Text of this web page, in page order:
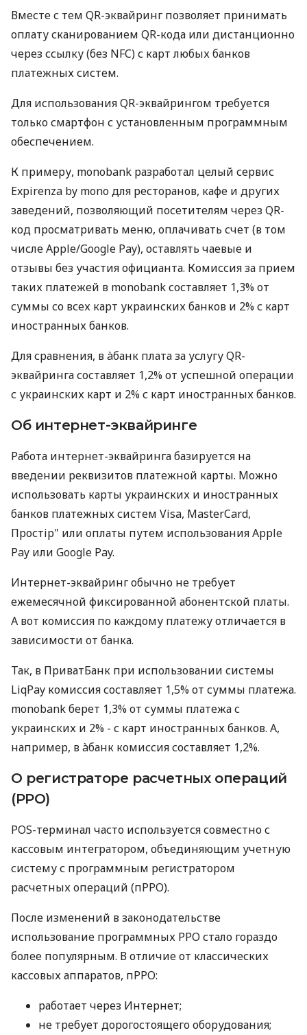
Вместе с тем QR-эквайринг позволяет принимать
оплату сканированием QR-кода или дистанционно
через ссылку (без NFC) с карт любых банков
платежных систем.
Для использования QR-эквайрингом требуется
только смартфон с установленным программным
обеспечением.
К примеру, monobank разработал целый сервис
Expirenza by mono для ресторанов, кафе и других
заведений, позволяющий посетителям через QR-
код просматривать меню, оплачивать счет (в том
числе Apple/Google Pay), оставлять чаевые и
отзывы без участия официанта. Комиссия за прием
таких платежей в monobank составляет 1,3% от
суммы со всех карт украинских банков и 2% с карт
иностранных банков.
Для сравнения, в àбанк плата за услугу QR-
эквайринга составляет 1,2% от успешной операции
с украинских карт и 2% с карт иностранных банков.
Об интернет-эквайринге
Работа интернет-эквайринга базируется на
введении реквизитов платежной карты. Можно
использовать карты украинских и иностранных
банков платежных систем Visa, MasterCard,
Простір" или оплаты путем использования Apple
Pay или Google Pay.
Интернет-эквайринг обычно не требует
ежемесячной фиксированной абонентской платы.
А вот комиссия по каждому платежу отличается в
зависимости от банка.
Так, в ПриватБанк при использовании системы
LiqPay комиссия составляет 1,5% от суммы платежа.
monobank берет 1,3% от суммы платежа с
украинских и 2% - с карт иностранных банков. А,
например, в àбанк комиссия составляет 1,2%.
О регистраторе расчетных операций
(РРО)
POS-терминал часто используется совместно с
кассовым интегратором, объединяющим учетную
систему с программным регистратором
расчетных операций (пРРО).
После изменений в законодательстве
использование программных РРО стало гораздо
более популярным. В отличие от классических
кассовых аппаратов, пРРО:
работает через Интернет;
не требует дорогостоящего оборудования;